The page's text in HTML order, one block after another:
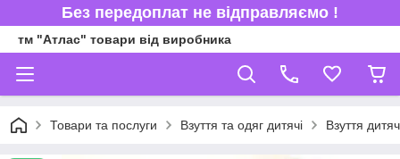
Без передоплат не відправляємо !
тм "Атлас" товари від виробника
Товари та послуги Взуття та одяг дитячі Взуття